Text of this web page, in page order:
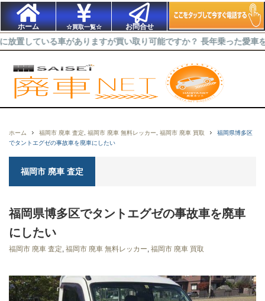
ホーム ☆買取一覧☆ お問合せ
車がありますが買い取り可能ですか？ 長年乗った愛車を出来る
ホーム 福岡市 廃車 査定 福岡市 廃車 無料レッカー 福岡市 廃車 買取
福岡県博多区
でタントエグゼの事故車を廃車にしたい
福岡市 廃車 査定
福岡県博多区でタントエグゼの事故車を廃車
にしたい
福岡市 廃車 査定, 福岡市 廃車 無料レッカー, 福岡市 廃車 買取